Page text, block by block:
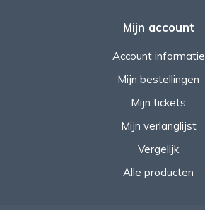
Mijn account
Account informatie
Mijn bestellingen
Mijn tickets
Mijn verlanglijst
Vergelijk
Alle producten